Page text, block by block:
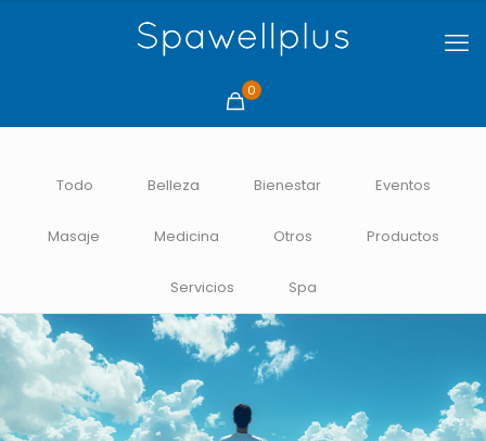
0
Todo Belleza Bienestar Eventos
Masaje Medicina Otros Productos
Servicios Spa